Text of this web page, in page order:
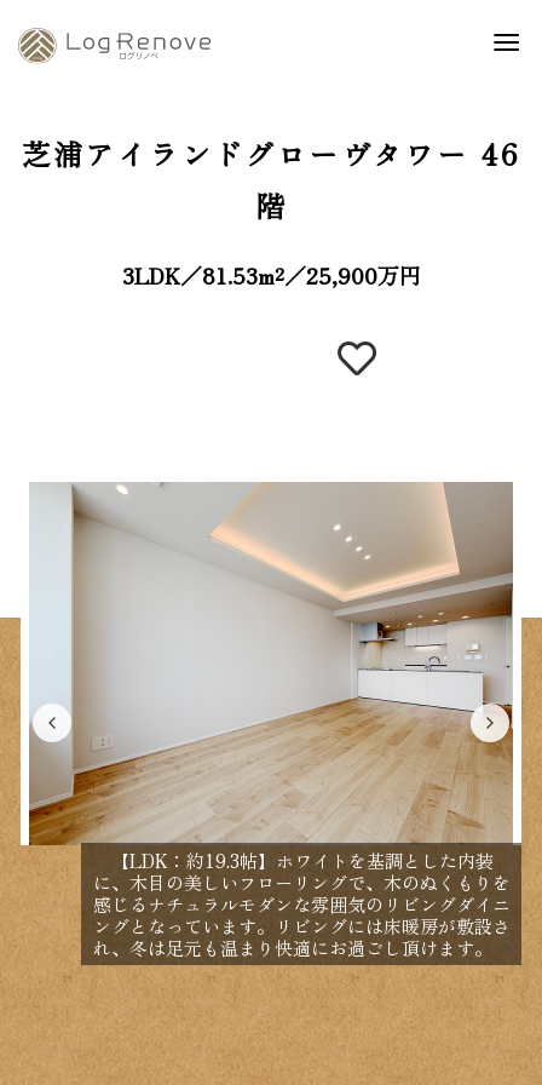
芝浦アイランドグローヴタワー 46
階
3LDK／81.53m²／25,900万円
【LDK：約19.3帖】ホワイトを基調とした内装
に、木目の美しいフローリングで、木のぬくもりを
感じるナチュラルモダンな雰囲気のリビングダイニ
ングとなっています。リビングには床暖房が敷設さ
れ、冬は足元も温まり快適にお過ごし頂けます。
1